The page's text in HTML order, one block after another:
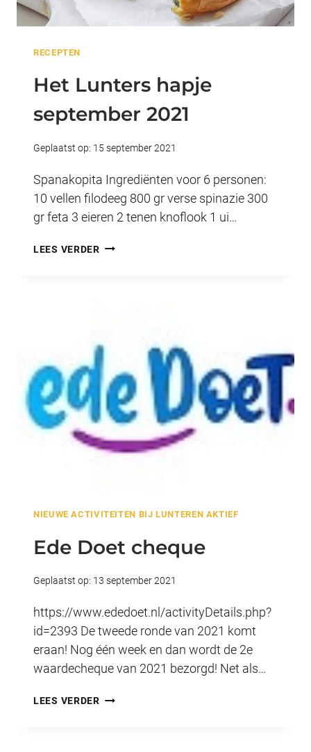
RECEPTEN
Het Lunters hapje
september 2021
Geplaatst op: 15 september 2021
Spanakopita Ingrediënten voor 6 personen:
10 vellen filodeeg 800 gr verse spinazie 300
gr feta 3 eieren 2 tenen knoflook 1 ui…
LEES VERDERHET
NIEUWE ACTIVITEITEN BIJ LUNTEREN AKTIEF
Ede Doet cheque
Geplaatst op: 13 september 2021
https://www.ededoet.nl/activityDetails.php?
id=2393 De tweede ronde van 2021 komt
eraan! Nog één week en dan wordt de 2e
waardecheque van 2021 bezorgd! Net als…
LEES VERDEREDE